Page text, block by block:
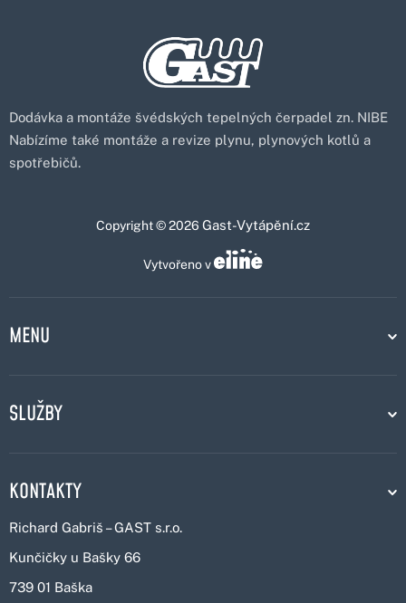
Dodávka a montáže švédských tepelných čerpadel zn. NIBE
Nabízíme také montáže a revize plynu, plynových kotlů a
spotřebičů.
Copyright © 2026 Gast-Vytápění.cz
Vytvořeno v
MENU
SLUŽBY
KONTAKTY
Richard Gabriš – GAST s.r.o.
Kunčičky u Bašky 66
739 01 Baška